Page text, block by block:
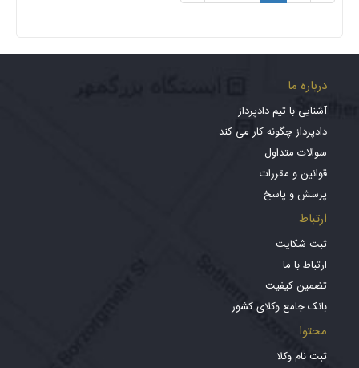
درباره ما
آشنایی با تیم دادپرداز
دادپرداز چگونه کار می کند
سوالات متداول
قوانین و مقررات
پرسش و پاسخ
ارتباط
ثبت شکایت
ارتباط با ما
تضمین کیفیت
بانک جامع وکلای کشور
محتوا
ثبت نام وکلا